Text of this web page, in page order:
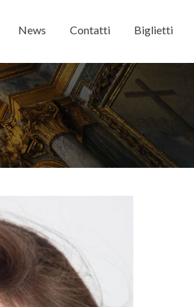
News Contatti Biglietti